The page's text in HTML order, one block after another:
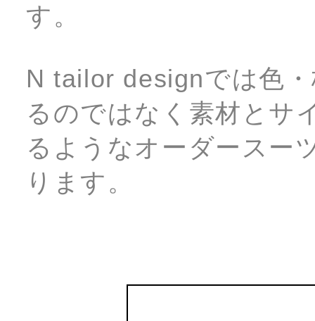
す。
N tailor designでは色
るのではなく素材とサ
るようなオーダースー
ります。